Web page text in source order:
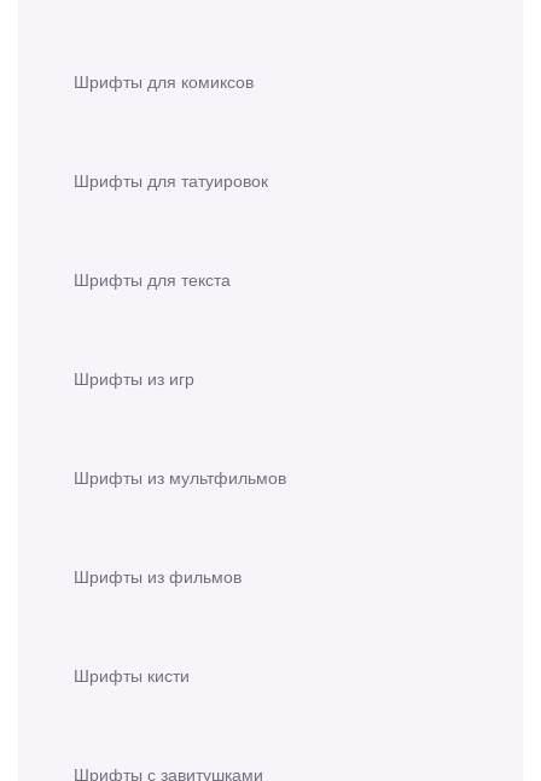
Шрифты для комиксов
Шрифты для татуировок
Шрифты для текста
Шрифты из игр
Шрифты из мультфильмов
Шрифты из фильмов
Шрифты кисти
Шрифты с завитушками